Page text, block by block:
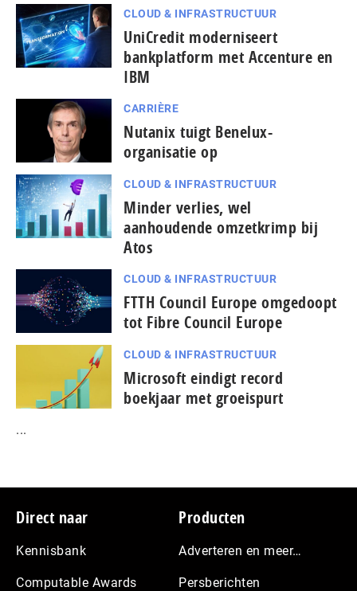
CLOUD & INFRASTRUCTUUR
UniCredit moderniseert
bankplatform met Accenture en
IBM
CARRIÈRE
Nutanix tuigt Benelux-
organisatie op
CLOUD & INFRASTRUCTUUR
Minder verlies, wel
aanhoudende omzetkrimp bij
Atos
CLOUD & INFRASTRUCTUUR
FTTH Council Europe omgedoopt
tot Fibre Council Europe
CLOUD & INFRASTRUCTUUR
Microsoft eindigt record
boekjaar met groeispurt
...
Footer
Direct naar
Kennisbank
Computable Awards
Producten
Adverteren en meer…
Persberichten